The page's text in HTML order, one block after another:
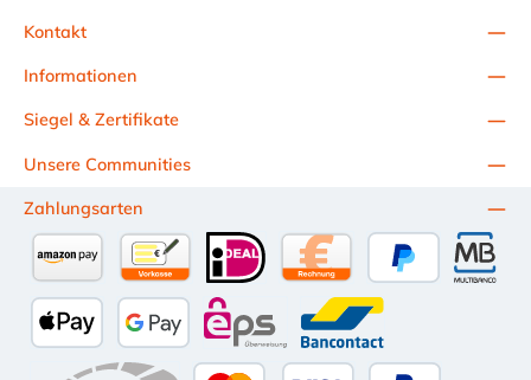
Kontakt
Informationen
Unsere Communities
Siegel & Zertifikate
Zahlungsarten
Kauf auf Rechnung (10 Tage
Apple Pay Google Pay eps Bancontact
Amazon PayVorkasse per Überweisung